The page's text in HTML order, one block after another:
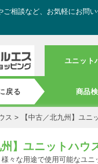
相談など、お気軽にお問い
ユニット
戻る 商品
ス > 【中古／北九州】ユ
州】ユニットハ
々な用途で使用可能なユニ